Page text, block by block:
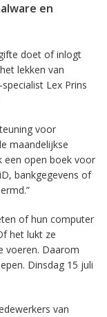
en
doet of inlogt
lekken van
Lex Prins
voor
maandelijkse
een open boek voor
bankgegevens of
of hun computer
het lukt ze
voeren. Daarom
Dinsdag 15 juli
van